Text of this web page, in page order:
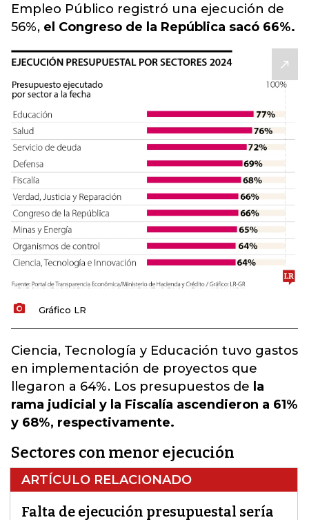
Empleo Público registró una ejecución de
56%, el Congreso de la República sacó 66%.
Gráfico LR
Ciencia, Tecnología y Educación tuvo gastos
en implementación de proyectos que
llegaron a 64%. Los presupuestos de la
rama judicial y la Fiscalía ascendieron a 61%
y 68%, respectivamente.
Sectores con menor ejecución
ARTÍCULO RELACIONADO
Falta de ejecución presupuestal sería